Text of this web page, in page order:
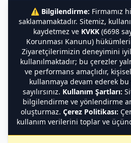
⚠️ Bilgilendirme: Firmamız
saklamamaktadır. Sitemiz,
kaydetmez ve KVKK(6698
Korunması Kanunu)
Ziyaretçilerimizin deneyimini
kullanılmaktadır; bu çerezler
ve performans amaçlıdır,
kullanmaya devam ederek
sayılırsınız. Kullanım Şartları:
bilgilendirme ve yönlendirme
oluşturmaz. Çerez Politikası:
kullanım verilerini toplar ve